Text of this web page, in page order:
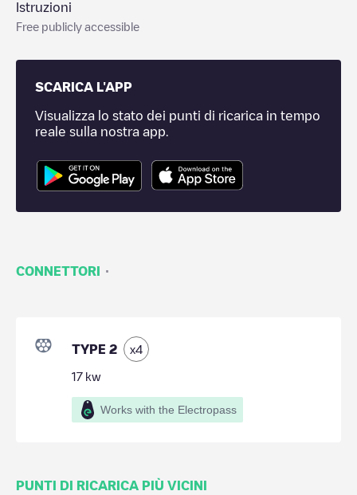
Istruzioni
Free publicly accessible
SCARICA L'APP
Visualizza lo stato dei punti di ricarica in tempo
reale sulla nostra app.
CONNETTORI ·
TYPE 2 x4
17 kw
Works with the Electropass
PUNTI DI RICARICA PIÙ VICINI